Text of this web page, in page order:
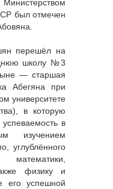
был отмечен
перешёл на
школу №3
— старшая
Абегяна при
университете
в которую
в
изучением
углублённого
физику и
его успешной